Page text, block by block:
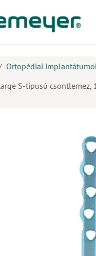
Ortopédiai
S-típusú